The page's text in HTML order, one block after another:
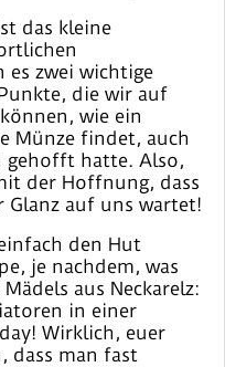
das kleine
es zwei wichtige
die wir auf
wie ein
Münze findet, auch
gehofft hatte. Also,
der Hoffnung, dass
Glanz auf uns wartet!
den Hut
je nachdem, was
aus Neckarelz:
in einer
Wirklich, euer
dass man fast